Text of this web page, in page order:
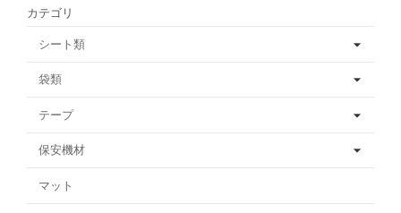
カテゴリ
シート類
袋類
テープ
保安機材
マット